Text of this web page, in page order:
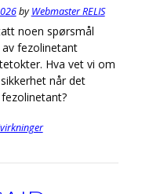
byWebmaster RELIS
noen spørsmål
fezolinetant
Hva vet vi om
når det